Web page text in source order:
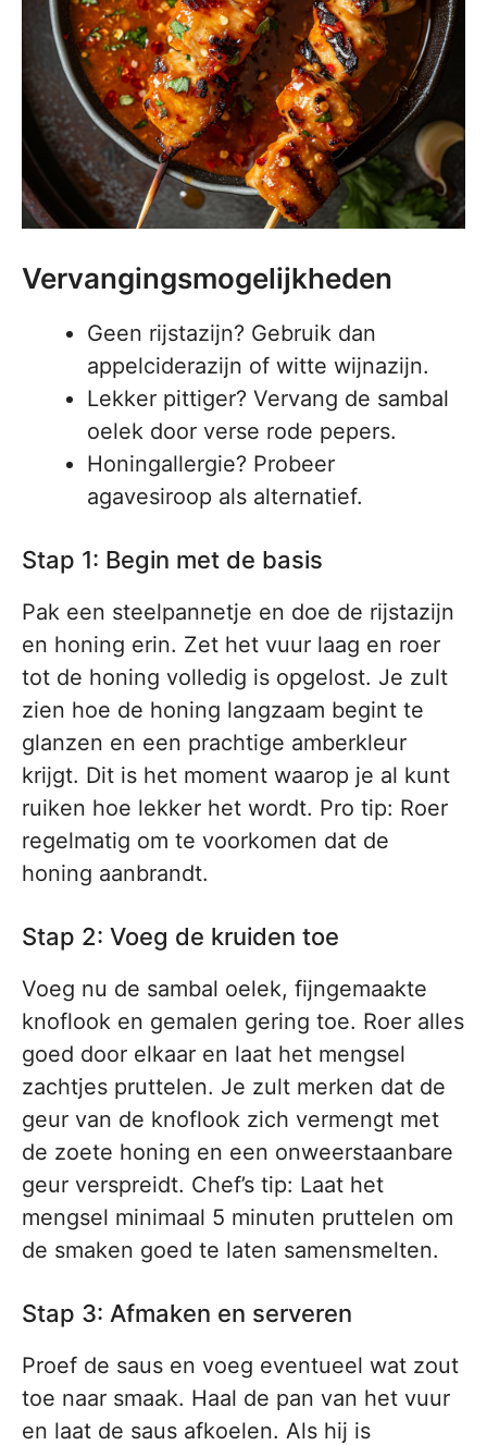
Vervangingsmogelijkheden
Geen rijstazijn? Gebruik dan
appelciderazijn of witte wijnazijn.
Lekker pittiger? Vervang de sambal
oelek door verse rode pepers.
Honingallergie? Probeer
agavesiroop als alternatief.
Stap 1: Begin met de basis
Pak een steelpannetje en doe de rijstazijn
en honing erin. Zet het vuur laag en roer
tot de honing volledig is opgelost. Je zult
zien hoe de honing langzaam begint te
glanzen en een prachtige amberkleur
krijgt. Dit is het moment waarop je al kunt
ruiken hoe lekker het wordt. Pro tip: Roer
regelmatig om te voorkomen dat de
honing aanbrandt.
Stap 2: Voeg de kruiden toe
Voeg nu de sambal oelek, fijngemaakte
knoflook en gemalen gering toe. Roer alles
goed door elkaar en laat het mengsel
zachtjes pruttelen. Je zult merken dat de
geur van de knoflook zich vermengt met
de zoete honing en een onweerstaanbare
geur verspreidt. Chef’s tip: Laat het
mengsel minimaal 5 minuten pruttelen om
de smaken goed te laten samensmelten.
Stap 3: Afmaken en serveren
Proef de saus en voeg eventueel wat zout
toe naar smaak. Haal de pan van het vuur
en laat de saus afkoelen. Als hij is